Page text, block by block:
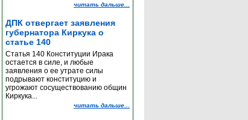
читать дальше...
ДПК отвергает заявления
губернатора Киркука о
статье 140
Статья 140 Конституции Ирака
остается в силе, и любые
заявления о ее утрате силы
подрывают конституцию и
угрожают сосуществованию общин
Киркука...
читать дальше...